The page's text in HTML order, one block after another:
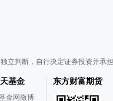
立判断，自行决定证券投资并承担
基金
金网微博
东方财富期货